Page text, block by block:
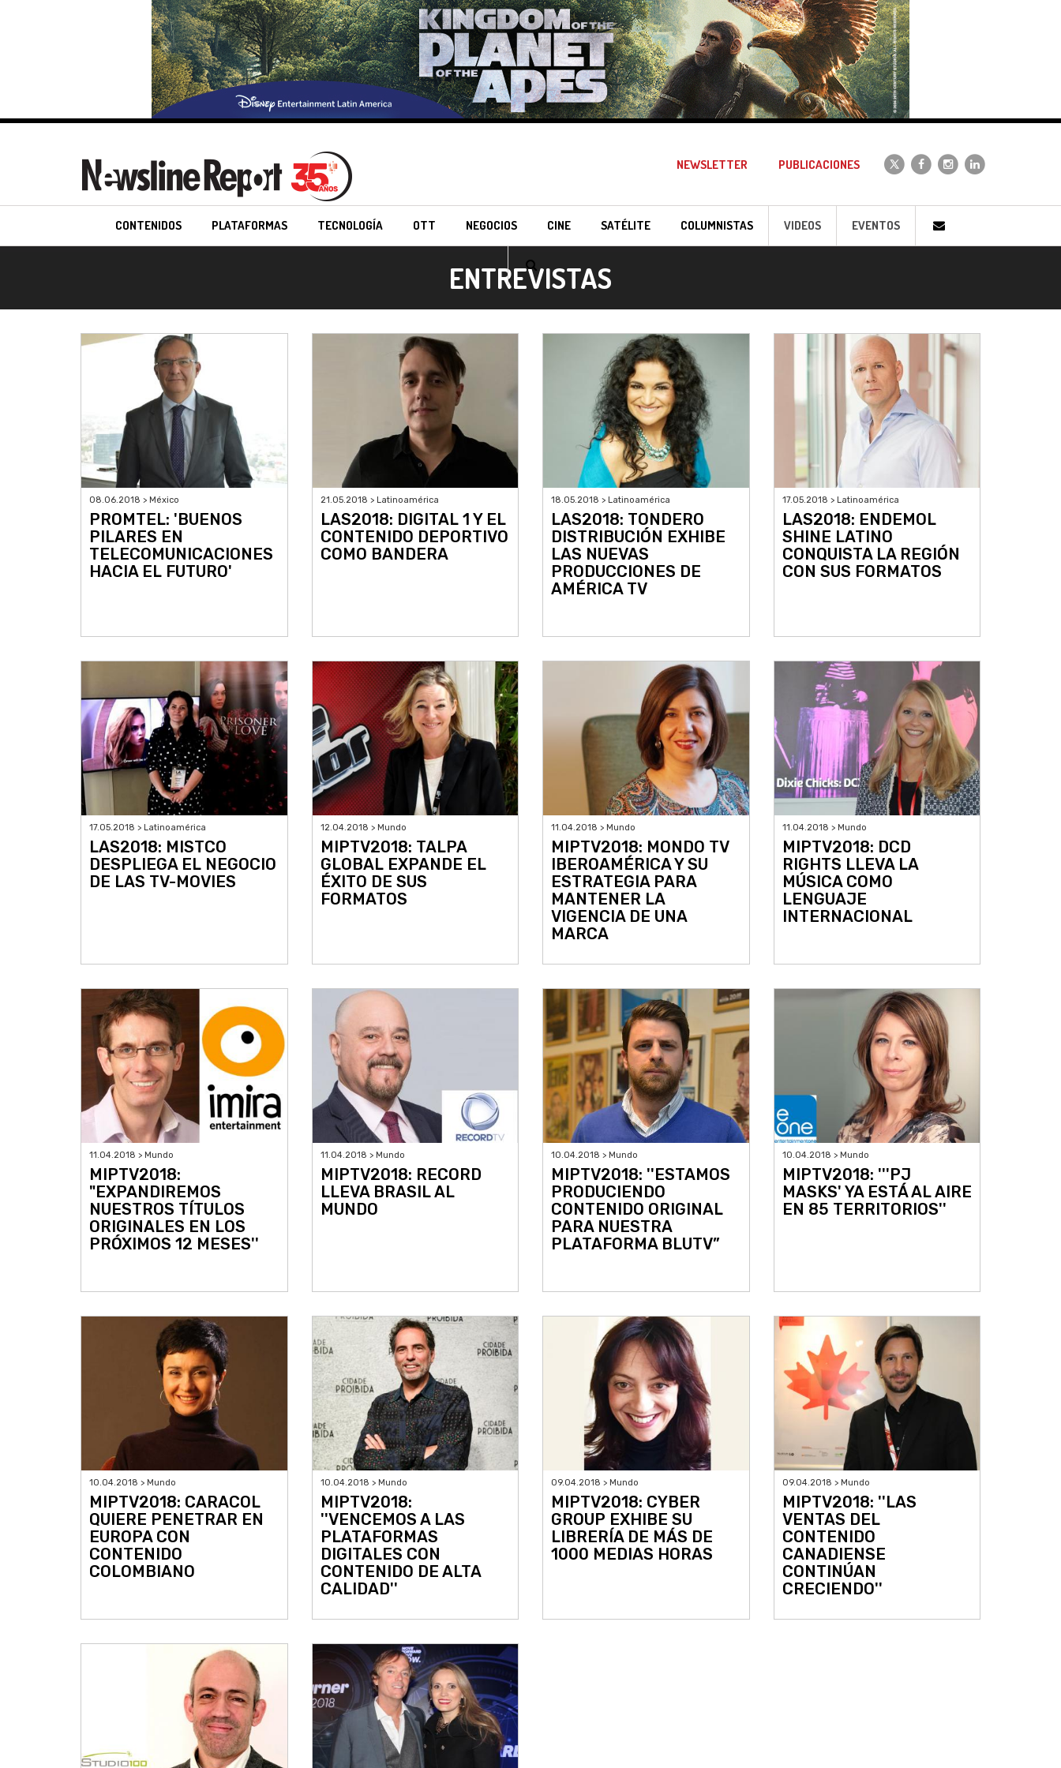
NEWSLETTER PUBLICACIONES
CONTENIDOS PLATAFORMAS TECNOLOGÍA OTT NEGOCIOS CINE SATÉLITE COLUMNISTAS VIDEOS EVENTOS
ENTREVISTAS
08.06.2018 > México
PROMTEL: 'BUENOS
PILARES EN
TELECOMUNICACIONES
HACIA EL FUTURO'
21.05.2018 > Latinoamérica
LAS2018: DIGITAL 1 Y EL
CONTENIDO DEPORTIVO
COMO BANDERA
18.05.2018 > Latinoamérica
LAS2018: TONDERO
DISTRIBUCIÓN EXHIBE
LAS NUEVAS
PRODUCCIONES DE
AMÉRICA TV
17.05.2018 > Latinoamérica
LAS2018: ENDEMOL
SHINE LATINO
CONQUISTA LA REGIÓN
CON SUS FORMATOS
17.05.2018 > Latinoamérica
LAS2018: MISTCO
DESPLIEGA EL NEGOCIO
DE LAS TV-MOVIES
12.04.2018 > Mundo
MIPTV2018: TALPA
GLOBAL EXPANDE EL
ÉXITO DE SUS
FORMATOS
11.04.2018 > Mundo
MIPTV2018: MONDO TV
IBEROAMÉRICA Y SU
ESTRATEGIA PARA
MANTENER LA
VIGENCIA DE UNA
MARCA
11.04.2018 > Mundo
MIPTV2018: DCD
RIGHTS LLEVA LA
MÚSICA COMO
LENGUAJE
INTERNACIONAL
11.04.2018 > Mundo
MIPTV2018:
"EXPANDIREMOS
NUESTROS TÍTULOS
ORIGINALES EN LOS
PRÓXIMOS 12 MESES''
11.04.2018 > Mundo
MIPTV2018: RECORD
LLEVA BRASIL AL
MUNDO
10.04.2018 > Mundo
MIPTV2018: ''ESTAMOS
PRODUCIENDO
CONTENIDO ORIGINAL
PARA NUESTRA
PLATAFORMA BLUTV”
10.04.2018 > Mundo
MIPTV2018: '''PJ
MASKS' YA ESTÁ AL AIRE
EN 85 TERRITORIOS''
10.04.2018 > Mundo
MIPTV2018: CARACOL
QUIERE PENETRAR EN
EUROPA CON
CONTENIDO
COLOMBIANO
10.04.2018 > Mundo
MIPTV2018:
''VENCEMOS A LAS
PLATAFORMAS
DIGITALES CON
CONTENIDO DE ALTA
CALIDAD''
09.04.2018 > Mundo
MIPTV2018: CYBER
GROUP EXHIBE SU
LIBRERÍA DE MÁS DE
1000 MEDIAS HORAS
09.04.2018 > Mundo
MIPTV2018: ''LAS
VENTAS DEL
CONTENIDO
CANADIENSE
CONTINÚAN
CRECIENDO''